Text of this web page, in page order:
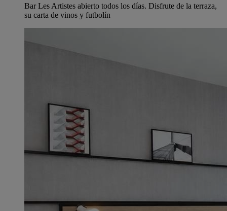
Bar Les Artistes abierto todos los días. Disfrute de la terraza,
su carta de vinos y futbolín